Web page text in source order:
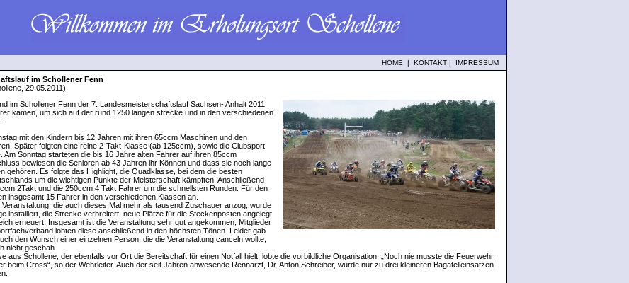
HOME | KONTAKT | IMPRESSUM
im Schollener Fenn
29.05.2011)
im Schollener Fenn der 7. Landesmeisterschaftslauf Sachsen- Anhalt 2011
kamen, um sich auf der rund 1250 langen strecke und in den verschiedenen
mit den Kindern bis 12 Jahren mit ihren 65ccm Maschinen und den
Später folgten eine reine 2-Takt-Klasse (ab 125ccm), sowie die Clubsport
Am Sonntag starteten die bis 16 Jahre alten Fahrer auf ihren 85ccm
bewiesen die Senioren ab 43 Jahren ihr Können und dass sie noch lange
gehören. Es folgte das Highlight, die Quadklasse, bei dem die besten
um die wichtigen Punkte der Meisterschaft kämpften. Anschließend
2Takt und die 250ccm 4 Takt Fahrer um die schnellsten Runden. Für den
insgesamt 15 Fahrer in den verschiedenen Klassen an.
Veranstaltung, die auch dieses Mal mehr als tausend Zuschauer anzog, wurde
installiert, die Strecke verbreitert, neue Plätze für die Steckenposten angelegt
erneuert. Insgesamt ist die Veranstaltung sehr gut angekommen, Mitglieder
lobten diese anschließend in den höchsten Tönen. Leider gab
den Wunsch einer einzelnen Person, die die Veranstaltung canceln wollte,
nicht geschah.
aus Schollene, der ebenfalls vor Ort die Bereitschaft für einen Notfall hielt, lobte die vorbildliche Organisation. „Noch nie musste die Feuerwehr
beim Cross“, so der Wehrleiter. Auch der seit Jahren anwesende Rennarzt, Dr. Anton Schreiber, wurde nur zu drei kleineren Bagatelleinsätzen